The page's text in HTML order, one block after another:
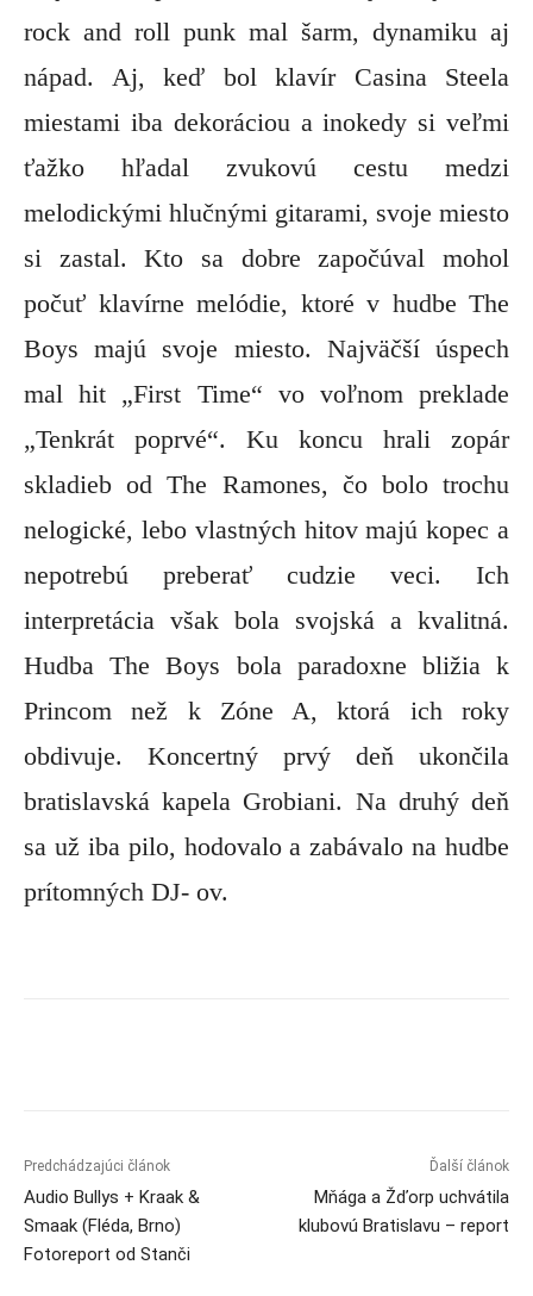
rock and roll punk mal šarm, dynamiku aj
nápad. Aj, keď bol klavír Casina Steela
miestami iba dekoráciou a inokedy si veľmi
ťažko hľadal zvukovú cestu medzi
melodickými hlučnými gitarami, svoje miesto
si zastal. Kto sa dobre započúval mohol
počuť klavírne melódie, ktoré v hudbe The
Boys majú svoje miesto. Najväčší úspech
mal hit „First Time“ vo voľnom preklade
„Tenkrát poprvé“. Ku koncu hrali zopár
skladieb od The Ramones, čo bolo trochu
nelogické, lebo vlastných hitov majú kopec a
nepotrebú preberať cudzie veci. Ich
interpretácia však bola svojská a kvalitná.
Hudba The Boys bola paradoxne bližia k
Princom než k Zóne A, ktorá ich roky
obdivuje. Koncertný prvý deň ukončila
bratislavská kapela Grobiani. Na druhý deň
sa už iba pilo, hodovalo a zabávalo na hudbe
prítomných DJ- ov.
Predchádzajúci článok
Audio Bullys + Kraak &
Smaak (Fléda, Brno)
Fotoreport od Stanči
Ďalší článok
Mňága a Žďorp uchvátila
klubovú Bratislavu – report